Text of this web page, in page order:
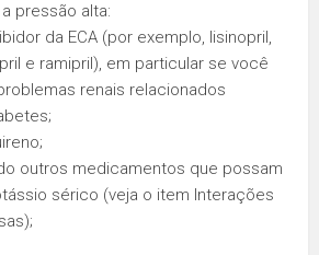
pressão alta:
da ECA (por exemplo, lisinopril,
e ramipril), em particular se você
renais relacionados
outros medicamentos que possam
sérico (veja o item Interações